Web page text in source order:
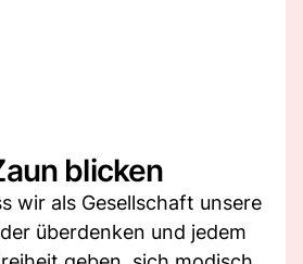
blicken
wir als Gesellschaft unsere
überdenken und jedem